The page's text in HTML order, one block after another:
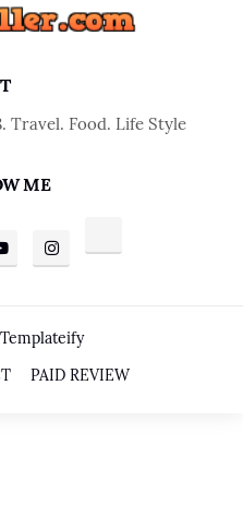
Travel. Food. Life Style
ME
Templateify
PAID REVIEW